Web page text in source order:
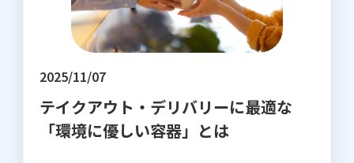
2025/11/07
テイクアウト・デリバリーに最適な
「環境に優しい容器」とは